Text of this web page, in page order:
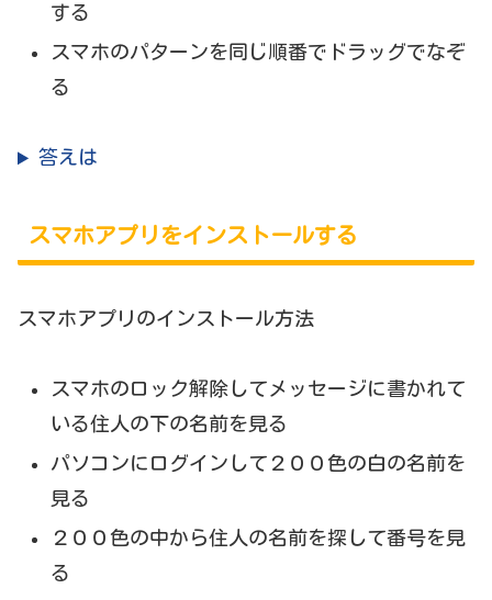
する
スマホのパターンを同じ順番でドラッグでなぞ
る
答えは
スマホアプリをインストールする
スマホアプリのインストール方法
スマホのロック解除してメッセージに書かれて
いる住人の下の名前を見る
パソコンにログインして２００色の白の名前を
見る
２００色の中から住人の名前を探して番号を見
る